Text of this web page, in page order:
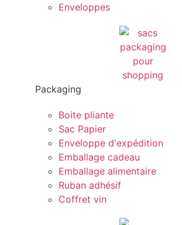
Enveloppes
Packaging
Boite pliante
Sac Papier
Enveloppe d'expédition
Emballage cadeau
Emballage alimentaire
Ruban adhésif
Coffret vin